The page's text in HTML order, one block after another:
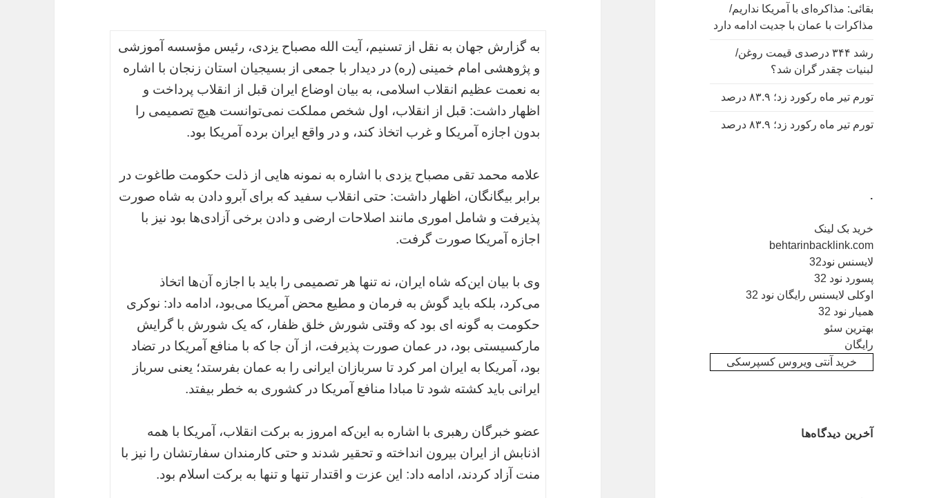
بقائی: مذاکره‌ای با آمریکا نداریم/
مذاکرات با عمان با جدیت ادامه دارد
رشد ۳۴۴ درصدی قیمت روغن/
لبنیات چقدر گران شد؟
تورم تیر ماه رکورد زد؛ ۸۳.۹ درصد
تورم تیر ماه رکورد زد؛ ۸۳.۹ درصد
.
خرید بک لینک
behtarinbacklink.com
لایسنس نود32
پسورد نود 32
اوکلی لایسنس رایگان نود 32
همیار نود 32
بهترین سئو
رایگان
خرید آنتی ویروس کسپرسکی
آخرین دیدگاه‌ها
به گزارش جهان به نقل از تسنیم، آیت الله مصباح یزدی، رئیس مؤسسه آموزشی
و پژوهشی امام خمینی (ره) در دیدار با جمعی از بسیجیان استان زنجان با اشاره
به نعمت عظیم انقلاب اسلامی، به بیان اوضاع ایران قبل از انقلاب پرداخت و
اظهار داشت: قبل از انقلاب، اول شخص مملکت نمی‌توانست هیچ تصمیمی را
بدون اجازه آمریکا و غرب اتخاذ کند، و در واقع ایران برده آمریکا بود.
علامه محمد تقی مصباح یزدی با اشاره به نمونه هایی از ذلت حکومت طاغوت در
برابر بیگانگان، اظهار داشت: حتی انقلاب سفید که برای آبرو دادن به شاه صورت
پذیرفت و شامل اموری مانند اصلاحات ارضی و دادن برخی آزادی‌ها بود نیز با
اجازه آمریکا صورت گرفت.
وی با بیان این‌که شاه ایران، نه تنها هر تصمیمی را باید با اجازه آن‌ها اتخاذ
می‌کرد، بلکه باید گوش به فرمان و مطیع محض آمریکا می‌بود، ادامه داد: نوکری
حکومت به گونه ای بود که وقتی شورش خلق ظفار، که یک شورش با گرایش
مارکسیستی بود، در عمان صورت پذیرفت، از آن جا که با منافع آمریکا در تضاد
بود، آمریکا به ایران امر کرد تا سربازان ایرانی را به عمان بفرستد؛ یعنی سرباز
ایرانی باید کشته شود تا مبادا منافع آمریکا در کشوری به خطر بیفتد.
عضو خبرگان رهبری با اشاره به این‌که امروز به برکت انقلاب، آمریکا با همه
اذنابش از ایران بیرون انداخته و تحقیر شدند و حتی کارمندان سفارتشان را نیز با
منت آزاد کردند، ادامه داد: این عزت و اقتدار تنها و تنها به برکت اسلام بود.